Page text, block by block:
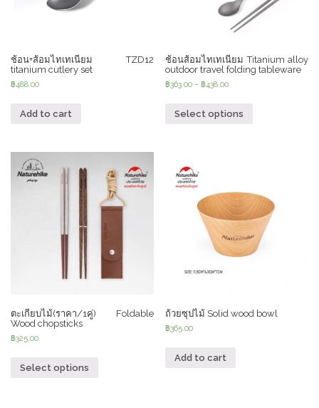
ช้อน+ส้อมไทเทเนียม TZD12
titanium cutlery set
฿488.00
Add to cart
ช้อนส้อมไทเทเนียม Titanium alloy
outdoor travel folding tableware
฿363.00 – ฿438.00
Select options
ตะเกียบไม้(ราคา/1คู่) Foldable
Wood chopsticks
฿325.00
Select options
ถ้วยซุปไม้ Solid wood bowl
฿365.00
Add to cart